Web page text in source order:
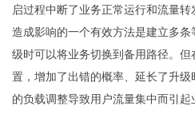
启过程中断了业务正常运行和流量
造成影响的一个有效方法是建立多
级时可以将业务切换到备用路径。
置，增加了出错的概率、延长了升
的负载调整导致用户流量集中而引起